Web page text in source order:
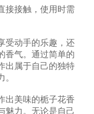
接接触，使用时需
受动手的乐趣，还
香气。通过简单的
出属于自己的独特
出美味的栀子花香
魅力。无论是自己